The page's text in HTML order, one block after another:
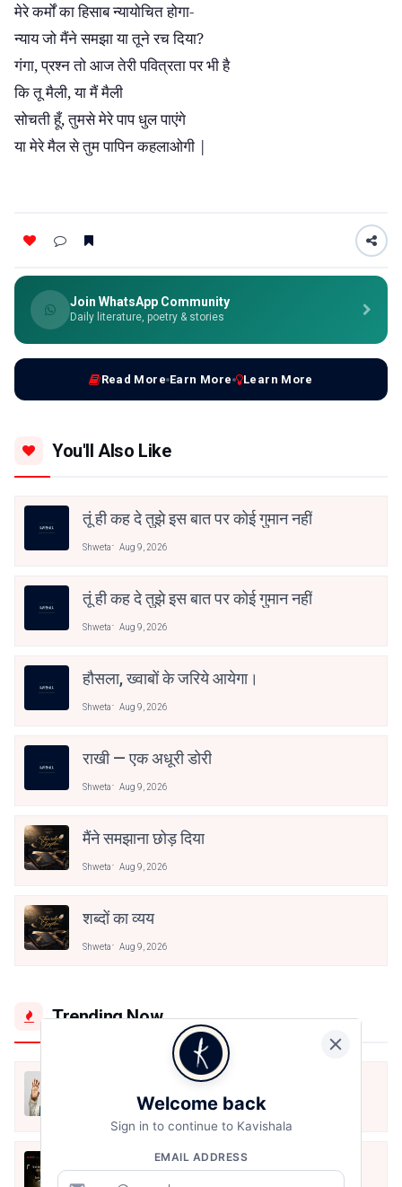
मेरे कर्मों का हिसाब न्यायोचित होगा-
न्याय जो मैंने समझा या तूने रच दिया?
गंगा,प्रश्न तो आज तेरी पवित्रता पर भी है
कि तू मैली,या मैं मैली
सोचती हूँ,तुमसे मेरे पाप धुल पाएंगे
या मेरे मैल से तुम पापिन कहलाओगी |
Join WhatsApp Community
Daily literature, poetry & stories
Read More Earn More Learn More
You'll Also Like
तूं ही कह दे तुझे इस बात पर कोई गुमान नहीं
Shweta Aug 9, 2026
तूं ही कह दे तुझे इस बात पर कोई गुमान नहीं
Shweta Aug 9, 2026
हौसला, ख्वाबों के जरिये आयेगा।
Shweta Aug 9, 2026
राखी — एक अधूरी डोरी
Shweta Aug 9, 2026
मैंने समझाना छोड़ दिया
Shweta Aug 9, 2026
शब्दों का व्यय
Shweta Aug 9, 2026
Trending Now
Jun 16, 2020
अंतिम ऊँचाई - कुँवर नारायण | Stay Home
Stay Safe | TVF's Aspirants
Welcome back
Sign in to continue to Kavishala
EMAIL ADDRESS